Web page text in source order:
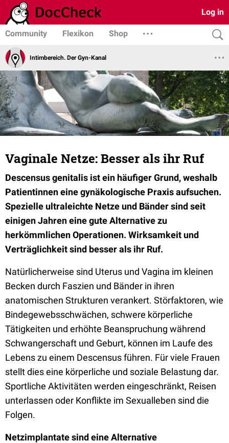
Log in
Community Flexikon Shop
Intimbereich. Der Gyn-Kanal
Vaginale Netze: Besser als ihr Ruf
Descensus genitalis ist ein häufiger Grund, weshalb
Patientinnen eine gynäkologische Praxis aufsuchen.
Spezielle ultraleichte Netze und Bänder sind seit
einigen Jahren eine gute Alternative zu
herkömmlichen Operationen. Wirksamkeit und
Verträglichkeit sind besser als ihr Ruf.
Natürlicherweise sind Uterus und Vagina im kleinen
Becken durch Faszien und Bänder in ihren
anatomischen Strukturen verankert. Störfaktoren, wie
Bindegewebsschwächen, schwere körperliche
Tätigkeiten und erhöhte Beanspruchung während
Schwangerschaft und Geburt, können im Laufe des
Lebens zu einem Descensus führen. Für viele Frauen
stellt dies eine körperliche und soziale Belastung dar.
Sportliche Aktivitäten werden eingeschränkt, Reisen
unterlassen oder Konflikte im Sexualleben sind die
Folgen.
Netzimplantate sind eine Alternative